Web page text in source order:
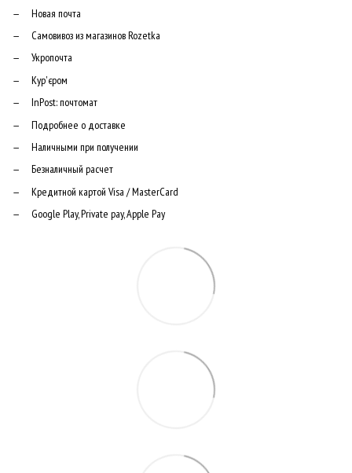
Новая почта
Самовивоз из магазинов Rozetka
Укропочта
Кур'єром
InPost: почтомат
Подробнее о доставке
Наличными при получении
Безналичный расчет
Кредитной картой Visa / MasterCard
Google Play, Private pay, Apple Pay